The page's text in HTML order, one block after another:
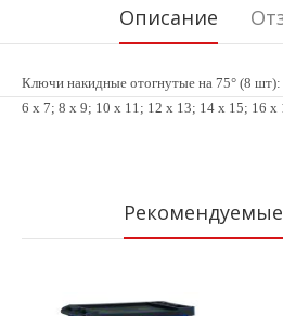
Описание
Ключи накидные отогнутые на 75° (8 шт):
6 x 7; 8 x 9; 10 x 11; 12 x 13; 14 x 15; 16